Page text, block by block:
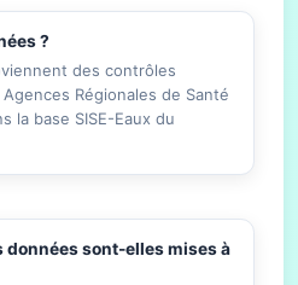
?
des contrôles
Régionales de Santé
la base SISE-Eaux du
données sont-elles mises à